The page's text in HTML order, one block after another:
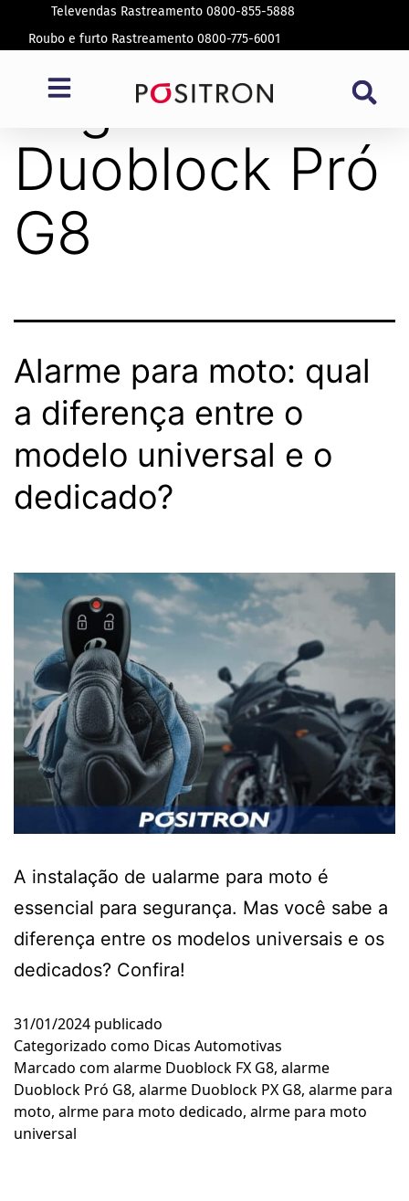
Televendas Rastreamento 0800-855-5888
Roubo e furto Rastreamento 0800-775-6001
Tag:alarme
Duoblock Pró
G8
Alarme para moto: qual
a diferença entre o
modelo universal e o
dedicado?
A instalação de ualarme para moto é
essencial para segurança. Mas você sabe a
diferença entre os modelos universais e os
dedicados? Confira!
31/01/2024 publicado
Categorizado como Dicas Automotivas
Marcado com alarme Duoblock FX G8, alarme
Duoblock Pró G8, alarme Duoblock PX G8, alarme para
moto, alrme para moto dedicado, alrme para moto
universal